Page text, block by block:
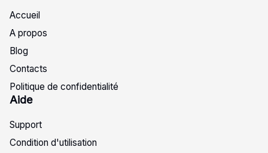
Accueil
A propos
Blog
Contacts
Politique de confidentialité
Aide
Support
Condition d'utilisation